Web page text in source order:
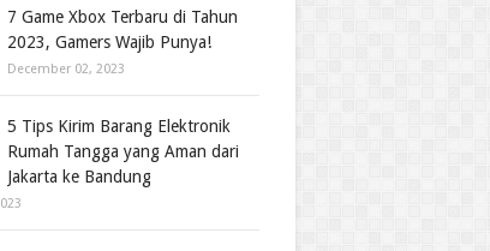
7 Game Xbox Terbaru di Tahun
2023, Gamers Wajib Punya!
December 02, 2023
5 Tips Kirim Barang Elektronik
Rumah Tangga yang Aman dari
Jakarta ke Bandung